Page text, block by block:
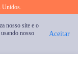
Unidos.
nosso site e o
nosso
Aceitar